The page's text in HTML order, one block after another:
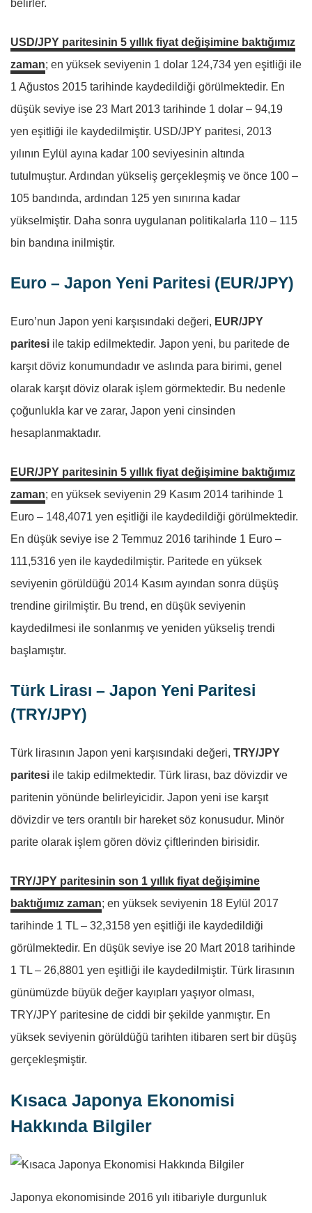
belirler.
USD/JPY paritesinin 5 yıllık fiyat değişimine baktığımız
zaman; en yüksek seviyenin 1 dolar 124,734 yen eşitliği ile
1 Ağustos 2015 tarihinde kaydedildiği görülmektedir. En
düşük seviye ise 23 Mart 2013 tarihinde 1 dolar – 94,19
yen eşitliği ile kaydedilmiştir. USD/JPY paritesi, 2013
yılının Eylül ayına kadar 100 seviyesinin altında
tutulmuştur. Ardından yükseliş gerçekleşmiş ve önce 100 –
105 bandında, ardından 125 yen sınırına kadar
yükselmiştir. Daha sonra uygulanan politikalarla 110 – 115
bin bandına inilmiştir.
Euro – Japon Yeni Paritesi (EUR/JPY)
Euro’nun Japon yeni karşısındaki değeri, EUR/JPY
paritesi ile takip edilmektedir. Japon yeni, bu paritede de
karşıt döviz konumundadır ve aslında para birimi, genel
olarak karşıt döviz olarak işlem görmektedir. Bu nedenle
çoğunlukla kar ve zarar, Japon yeni cinsinden
hesaplanmaktadır.
EUR/JPY paritesinin 5 yıllık fiyat değişimine baktığımız
zaman; en yüksek seviyenin 29 Kasım 2014 tarihinde 1
Euro – 148,4071 yen eşitliği ile kaydedildiği görülmektedir.
En düşük seviye ise 2 Temmuz 2016 tarihinde 1 Euro –
111,5316 yen ile kaydedilmiştir. Paritede en yüksek
seviyenin görüldüğü 2014 Kasım ayından sonra düşüş
trendine girilmiştir. Bu trend, en düşük seviyenin
kaydedilmesi ile sonlanmış ve yeniden yükseliş trendi
başlamıştır.
Türk Lirası – Japon Yeni Paritesi
(TRY/JPY)
Türk lirasının Japon yeni karşısındaki değeri, TRY/JPY
paritesi ile takip edilmektedir. Türk lirası, baz dövizdir ve
paritenin yönünde belirleyicidir. Japon yeni ise karşıt
dövizdir ve ters orantılı bir hareket söz konusudur. Minör
parite olarak işlem gören döviz çiftlerinden birisidir.
TRY/JPY paritesinin son 1 yıllık fiyat değişimine
baktığımız zaman; en yüksek seviyenin 18 Eylül 2017
tarihinde 1 TL – 32,3158 yen eşitliği ile kaydedildiği
görülmektedir. En düşük seviye ise 20 Mart 2018 tarihinde
1 TL – 26,8801 yen eşitliği ile kaydedilmiştir. Türk lirasının
günümüzde büyük değer kayıpları yaşıyor olması,
TRY/JPY paritesine de ciddi bir şekilde yanmıştır. En
yüksek seviyenin görüldüğü tarihten itibaren sert bir düşüş
gerçekleşmiştir.
Kısaca Japonya Ekonomisi
Hakkında Bilgiler
Japonya ekonomisinde 2016 yılı itibariyle durgunluk